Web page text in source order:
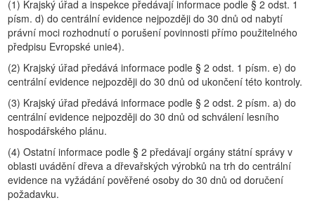
(1) Krajský úřad a inspekce předávají informace podle § 2 odst. 1
písm. d) do centrální evidence nejpozději do 30 dnů od nabytí
právní moci rozhodnutí o porušení povinnosti přímo použitelného
předpisu Evropské unie4).
(2) Krajský úřad předává informace podle § 2 odst. 1 písm. e) do
centrální evidence nejpozději do 30 dnů od ukončení této kontroly.
(3) Krajský úřad předává informace podle § 2 odst. 2 písm. a) do
centrální evidence nejpozději do 30 dnů od schválení lesního
hospodářského plánu.
(4) Ostatní informace podle § 2 předávají orgány státní správy v
oblasti uvádění dřeva a dřevařských výrobků na trh do centrální
evidence na vyžádání pověřené osoby do 30 dnů od doručení
požadavku.